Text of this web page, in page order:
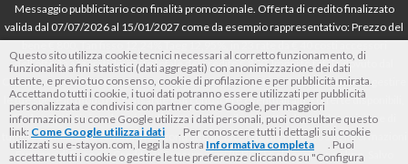
Messaggio pubblicitario con finalità promozionale. Offerta di credito finalizzato
valida dal 07/07/2026 al 15/01/2027 come da esempio rappresentativo: Prezzo del
dell’offerta azzerati. Importo totale del credito € 800. Importo totale dovuto dal
Consumatore € 920. Decorrenza media della prima rata a 90 giorni. Al fine di gestire
le tue spese in modo responsabile e di conoscere eventuali altre offerte disponibili,
Findomestic ti ricorda, prima di sottoscrivere il contratto, di prendere visione di
tutte le condizioni economiche e contrattuali, facendo riferimento alle Informazioni
Europee di Base sul Credito ai Consumatori (IEBCC) nel percorso online. Salvo
Questo sito utilizza cookie tecnici necessari al corretto funzionamento, di
funzionalità a fini statistici (dati aggregati) con anonimizzazione dei dati
utente, e previo tuo consenso, cookie di profilazione e per pubblicità mirata.
Accettando tutti i cookie, i tuoi dati potranno essere utilizzati per pubblicità
personalizzata e condivisi con partner come Google, per maggiori
informazioni su come Google utilizza i dati personali, puoi consultare questo
link: Come Google utilizza i dati
. Per conoscere tutti i dettagli sui cookie
utilizzati su e-stayon.com, leggi la nostra Informativa completa
. Puoi
accettare tutti i cookie o gestire le tue preferenze cliccando su "Configura